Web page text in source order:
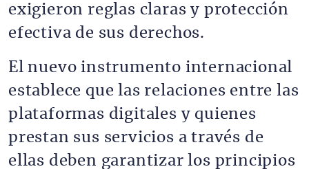
exigieron reglas claras y protección
efectiva de sus derechos.
El nuevo instrumento internacional
establece que las relaciones entre las
plataformas digitales y quienes
prestan sus servicios a través de
ellas deben garantizar los principios